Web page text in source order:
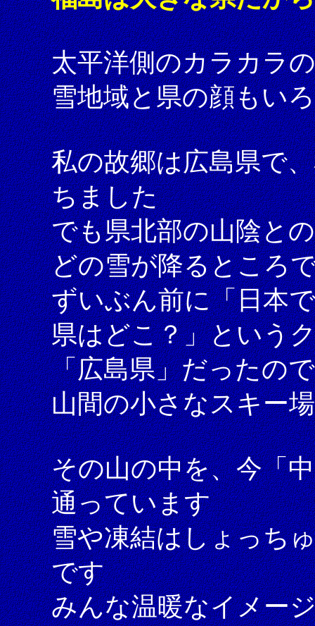
太平洋側のカラカラ
雪地域と県の顔もい
私の故郷は広島県で
ちました
でも県北部の山陰と
どの雪が降るところ
ずいぶん前に「日本
県はどこ？」という
「広島県」だったの
山間の小さなスキー
その山の中を、今「
通っています
雪や凍結はしょっち
です
みんな温暖なイメー